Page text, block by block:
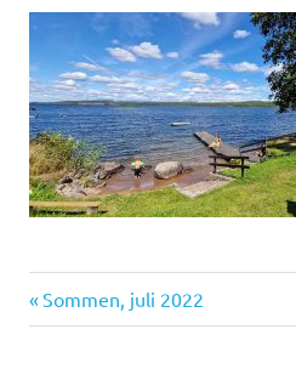
Inläggsnavigering
Föregående
inlägg:
Sommen, juli 2022